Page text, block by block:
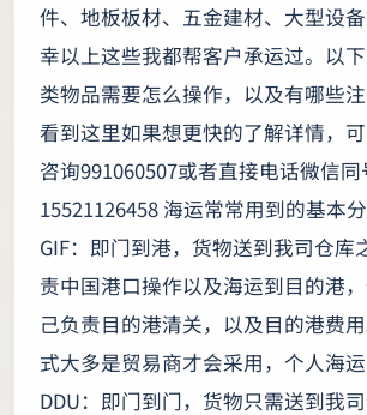
件、地板板材、五金建材、大型设
幸以上这些我都帮客户承运过。以
类物品需要怎么操作，以及有哪些
看到这里如果想更快的了解详情，
咨询991060507或者直接电话微信同
15521126458 海运常常用到的基本分
GIF：即门到港，货物送到我司仓库
责中国港口操作以及海运到目的港
己负责目的港清关，以及目的港费
式大多是贸易商才会采用，个人海运
DDU：即门到门，货物只需送到我